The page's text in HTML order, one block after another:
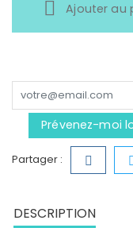
Ajouter au
Prévenez-moi
Partager :
DESCRIPTION